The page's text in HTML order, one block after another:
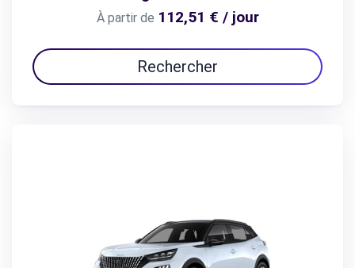
À partir de 112,51 € / jour
Rechercher